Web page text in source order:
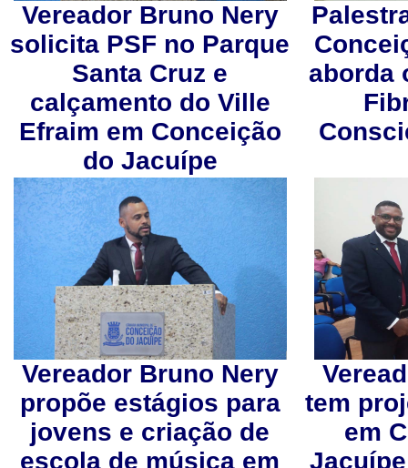
Vereador Bruno Nery
solicita PSF no Parque
Santa Cruz e
calçamento do Ville
Efraim em Conceição
do Jacuípe
aborda
Vereador Bruno Nery
propõe estágios para
jovens e criação de
escola de música em
tem
em